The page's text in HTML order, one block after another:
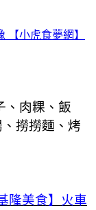
【小虎食夢網】
、肉粿、飯
撈撈麵、烤
隆美食】火車